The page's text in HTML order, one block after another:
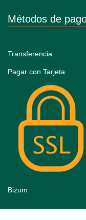
Métodos de
Transferencia
Pagar con Tarjeta
Bizum